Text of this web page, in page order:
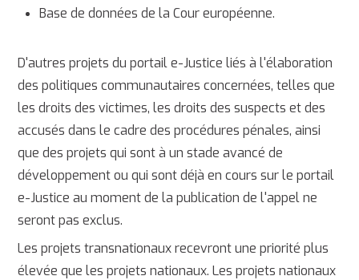
Base de données de la Cour européenne.
D'autres projets du portail e-Justice liés à l'élaboration
des politiques communautaires concernées, telles que
les droits des victimes, les droits des suspects et des
accusés dans le cadre des procédures pénales, ainsi
que des projets qui sont à un stade avancé de
développement ou qui sont déjà en cours sur le portail
e-Justice au moment de la publication de l'appel ne
seront pas exclus.
Les projets transnationaux recevront une priorité plus
élevée que les projets nationaux. Les projets nationaux